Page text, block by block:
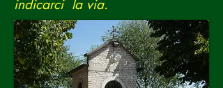
indicarci la via.